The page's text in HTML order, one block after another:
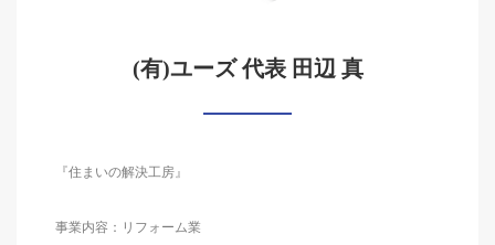
(有)ユーズ 代表 田辺 真
『住まいの解決工房』
事業内容：リフォーム業